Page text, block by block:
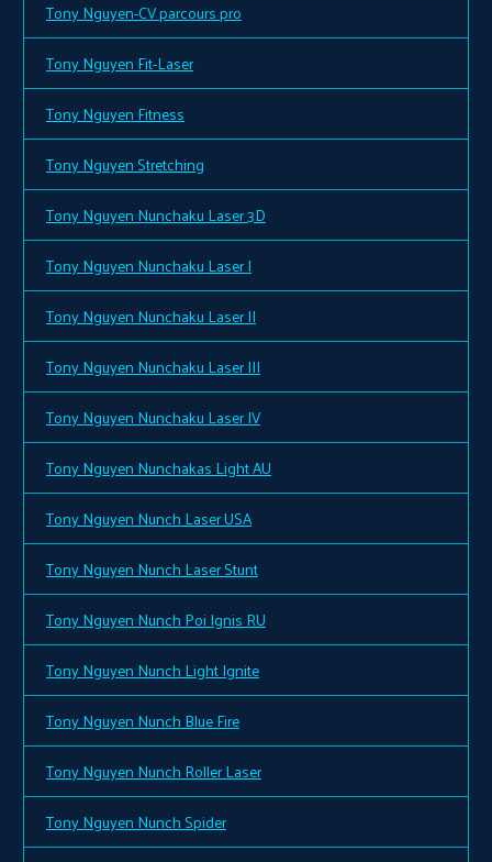
Tony Nguyen-CV parcours pro
Tony Nguyen Fit-Laser
Tony Nguyen Fitness
Tony Nguyen Stretching
Tony Nguyen Nunchaku Laser 3D
Tony Nguyen Nunchaku Laser I
Tony Nguyen Nunchaku Laser II
Tony Nguyen Nunchaku Laser III
Tony Nguyen Nunchaku Laser IV
Tony Nguyen Nunchakas Light AU
Tony Nguyen Nunch Laser USA
Tony Nguyen Nunch Laser Stunt
Tony Nguyen Nunch Poi Ignis RU
Tony Nguyen Nunch Light Ignite
Tony Nguyen Nunch Blue Fire
Tony Nguyen Nunch Roller Laser
Tony Nguyen Nunch Spider